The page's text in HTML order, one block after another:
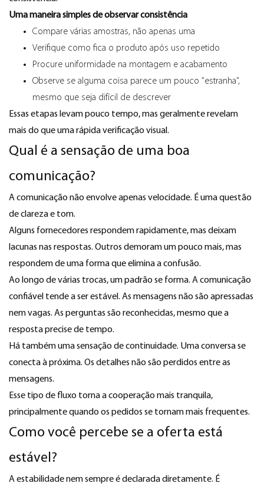
Uma maneira simples de observar consistência
Compare várias amostras, não apenas uma
Verifique como fica o produto após uso repetido
Procure uniformidade na montagem e acabamento
Observe se alguma coisa parece um pouco "estranha",
mesmo que seja difícil de descrever
Essas etapas levam pouco tempo, mas geralmente revelam
mais do que uma rápida verificação visual.
Qual é a sensação de uma boa
comunicação?
A comunicação não envolve apenas velocidade. É uma questão
de clareza e tom.
Alguns fornecedores respondem rapidamente, mas deixam
lacunas nas respostas. Outros demoram um pouco mais, mas
respondem de uma forma que elimina a confusão.
Ao longo de várias trocas, um padrão se forma. A comunicação
confiável tende a ser estável. As mensagens não são apressadas
nem vagas. As perguntas são reconhecidas, mesmo que a
resposta precise de tempo.
Há também uma sensação de continuidade. Uma conversa se
conecta à próxima. Os detalhes não são perdidos entre as
mensagens.
Esse tipo de fluxo torna a cooperação mais tranquila,
principalmente quando os pedidos se tornam mais frequentes.
Como você percebe se a oferta está
estável?
A estabilidade nem sempre é declarada diretamente. É